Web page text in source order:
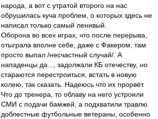
народа, а вот с утратой второго на нас
обрушилась куча проблем, о которых здесь не
написал только самый ленивый.
Оборона во всех играх, что после перерыва,
отыграла вполне себе, даже с Факером, там
просто выпал /несчастный случай/. А
нападенцы да..., задолжали КБ отечеству, но
стараются перестроиться, встать в новую
колею, так сказать. Надеюсь что их прорвёт.
Что до тренера, то облаву на него устроили
СМИ с подачи бамжей, а подхватили травлю
доблестные футбольные ветераны, особенно